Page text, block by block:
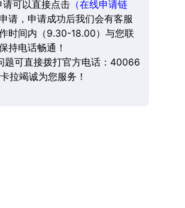
请可以直接点击（在线申请链
请，申请成功后我们会有客服
时间内（9.30-18.00）与您联
持电话畅通！
题可直接拨打官方电话：40066
拉竭诚为您服务！